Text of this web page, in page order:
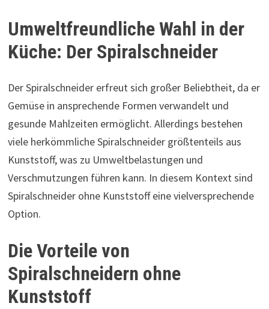
Umweltfreundliche Wahl in der
Küche: Der Spiralschneider
Der Spiralschneider erfreut sich großer Beliebtheit, da er
Gemüse in ansprechende Formen verwandelt und
gesunde Mahlzeiten ermöglicht. Allerdings bestehen
viele herkömmliche Spiralschneider größtenteils aus
Kunststoff, was zu Umweltbelastungen und
Verschmutzungen führen kann. In diesem Kontext sind
Spiralschneider ohne Kunststoff eine vielversprechende
Option.
Die Vorteile von
Spiralschneidern ohne
Kunststoff